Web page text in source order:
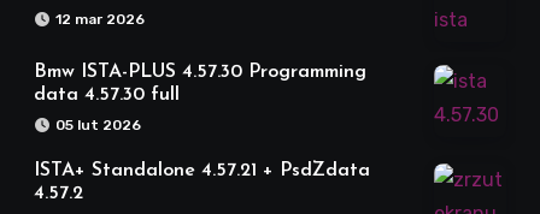
12 mar 2026
Bmw ISTA-PLUS 4.57.30 Programming
data 4.57.30 full
05 lut 2026
ISTA+ Standalone 4.57.21 + PsdZdata
4.57.2